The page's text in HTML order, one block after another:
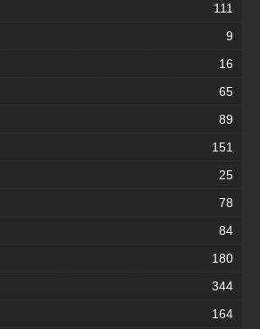
111
9
16
65
89
151
25
78
84
180
344
164